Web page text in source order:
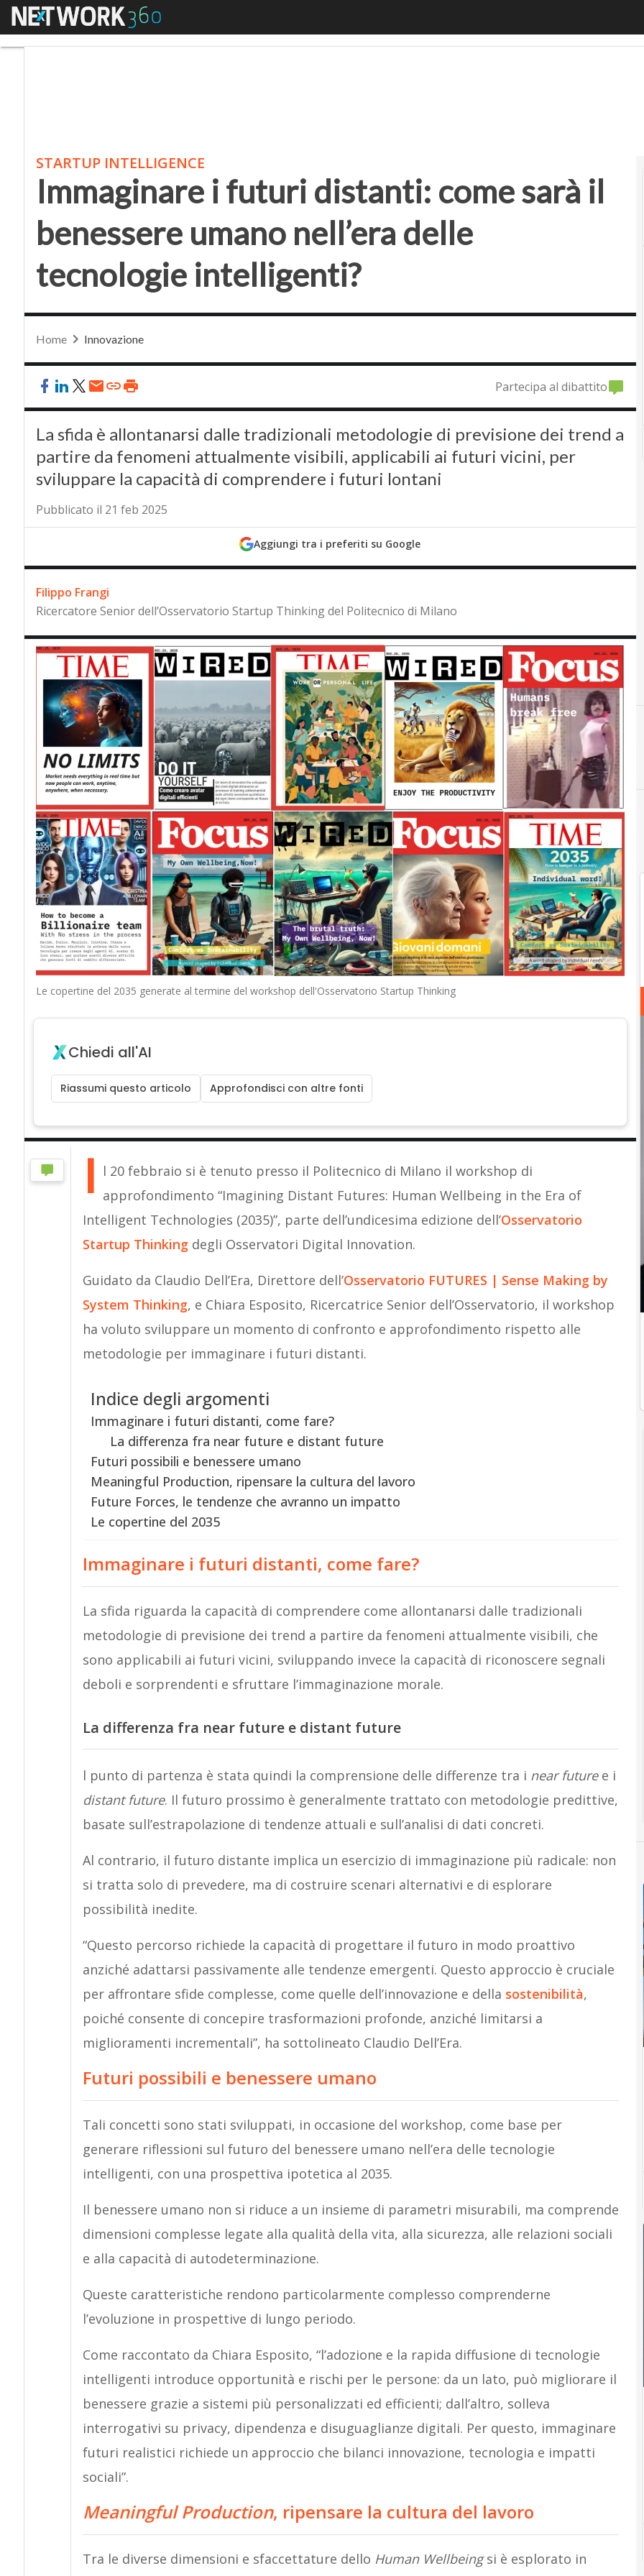
Menu Immaginare i futuri distanti: come sarà il benessere umano nell’era delle
STARTUP INTELLIGENCE
Immaginare i futuri distanti: come sarà il
benessere umano nell’era delle
tecnologie intelligenti?
Home Innovazione
Partecipa al dibattito
La sfida è allontanarsi dalle tradizionali metodologie di previsione dei trend a
partire da fenomeni attualmente visibili, applicabili ai futuri vicini, per
sviluppare la capacità di comprendere i futuri lontani
Pubblicato il 21 feb 2025
Aggiungi tra i preferiti su Google
Filippo Frangi
Ricercatore Senior dell’Osservatorio Startup Thinking del Politecnico di Milano
Le copertine del 2035 generate al termine del workshop dell'Osservatorio Startup Thinking
Chiedi all'AI
Riassumi questo articolo Approfondisci con altre fonti
I l 20 febbraio si è tenuto presso il Politecnico di Milano il workshop di
approfondimento “Imagining Distant Futures: Human Wellbeing in the Era of
Intelligent Technologies (2035)”, parte dell’undicesima edizione dell’Osservatorio
Startup Thinkingdegli Osservatori Digital Innovation.
Guidato da Claudio Dell’Era, Direttore dell’Osservatorio FUTURES | Sense Making by
System Thinking, e Chiara Esposito, Ricercatrice Senior dell’Osservatorio, il workshop
ha voluto sviluppare un momento di confronto e approfondimento rispetto alle
metodologie per immaginare i futuri distanti.
Indice degli argomenti
Immaginare i futuri distanti, come fare?
La differenza fra near future e distant future
Futuri possibili e benessere umano
Meaningful Production, ripensare la cultura del lavoro
Future Forces, le tendenze che avranno un impatto
Le copertine del 2035
Immaginare i futuri distanti, come fare?
La sfida riguarda la capacità di comprendere come allontanarsi dalle tradizionali
metodologie di previsione dei trend a partire da fenomeni attualmente visibili, che
sono applicabili ai futuri vicini, sviluppando invece la capacità di riconoscere segnali
deboli e sorprendenti e sfruttare l’immaginazione morale.
La differenza fra near future e distant future
l punto di partenza è stata quindi la comprensione delle differenze tra i near futuree i
distant future. Il futuro prossimo è generalmente trattato con metodologie predittive,
basate sull’estrapolazione di tendenze attuali e sull’analisi di dati concreti.
Al contrario, il futuro distante implica un esercizio di immaginazione più radicale: non
si tratta solo di prevedere, ma di costruire scenari alternativi e di esplorare
possibilità inedite.
“Questo percorso richiede la capacità di progettare il futuro in modo proattivo
anziché adattarsi passivamente alle tendenze emergenti. Questo approccio è cruciale
per affrontare sfide complesse, come quelle dell’innovazione e della sostenibilità,
poiché consente di concepire trasformazioni profonde, anziché limitarsi a
miglioramenti incrementali”, ha sottolineato Claudio Dell’Era.
Futuri possibili e benessere umano
Tali concetti sono stati sviluppati, in occasione del workshop, come base per
generare riflessioni sul futuro del benessere umano nell’era delle tecnologie
intelligenti, con una prospettiva ipotetica al 2035.
Il benessere umano non si riduce a un insieme di parametri misurabili, ma comprende
dimensioni complesse legate alla qualità della vita, alla sicurezza, alle relazioni sociali
e alla capacità di autodeterminazione.
Queste caratteristiche rendono particolarmente complesso comprenderne
l’evoluzione in prospettive di lungo periodo.
Come raccontato da Chiara Esposito, “l’adozione e la rapida diffusione di tecnologie
intelligenti introduce opportunità e rischi per le persone: da un lato, può migliorare il
benessere grazie a sistemi più personalizzati ed efficienti; dall’altro, solleva
interrogativi su privacy, dipendenza e disuguaglianze digitali. Per questo, immaginare
futuri realistici richiede un approccio che bilanci innovazione, tecnologia e impatti
sociali”.
Meaningful Production, ripensare la cultura del lavoro
Tra le diverse dimensioni e sfaccettature dello Human Wellbeingsi è esplorato in
F
Futuro prossimo